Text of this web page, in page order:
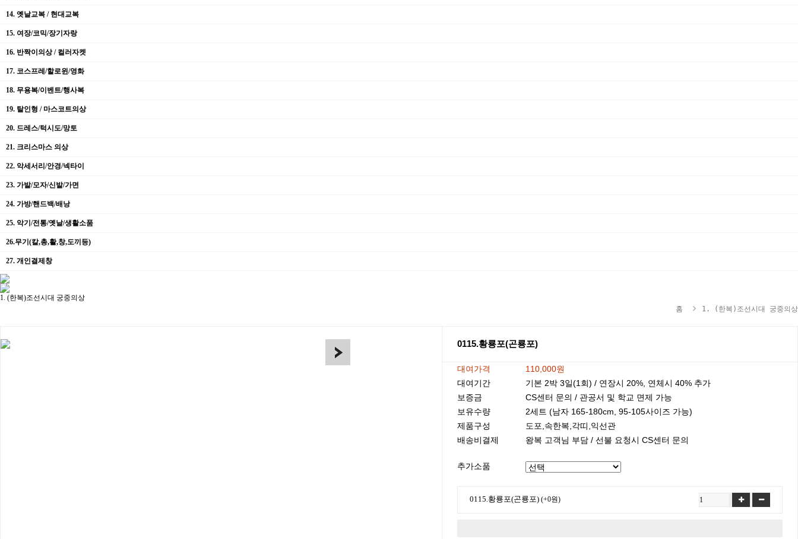
14. 옛날교복 / 현대교복
15. 여장/코믹/장기자랑
16. 반짝이의상 / 컬러자켓
17. 코스프레/할로윈/영화
18. 무용복/이벤트/행사복
19. 탈인형 / 마스코트의상
20. 드레스/턱시도/망토
21. 크리스마스 의상
22. 악세서리/안경/넥타이
23. 가발/모자/신발/가면
24. 가방/핸드백/배낭
25. 악기/전통/옛날/생활소품
26.무기(칼,총,활,창,도끼등)
27. 개인결제창
1. (한복)조선시대 궁중의상
홈
1. (한복)조선시대 궁중의상
0115.황룡포(곤룡포)
대여가격
110,000원
대여기간
기본 2박 3일(1회) / 연장시 20%, 연체시 40% 추가
보증금
CS센터 문의 / 관공서 및 학교 면제 가능
보유수량
2세트 (남자 165-180cm, 95-105사이즈 가능)
제품구성
도포,속한복,각띠,익선관
배송비결제
왕복 고객님 부담 / 선불 요청시 CS센터 문의
추가소품
0115.황룡포(곤룡포) (+0원)